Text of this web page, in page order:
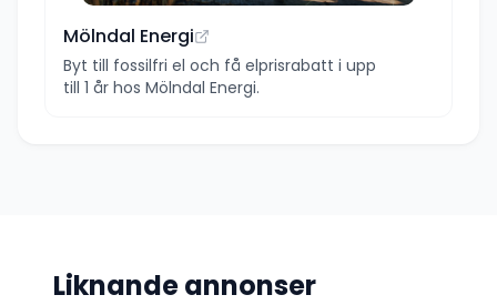
Mölndal Energi
Byt till fossilfri el och få elprisrabatt i upp
till 1 år hos Mölndal Energi.
Liknande annonser